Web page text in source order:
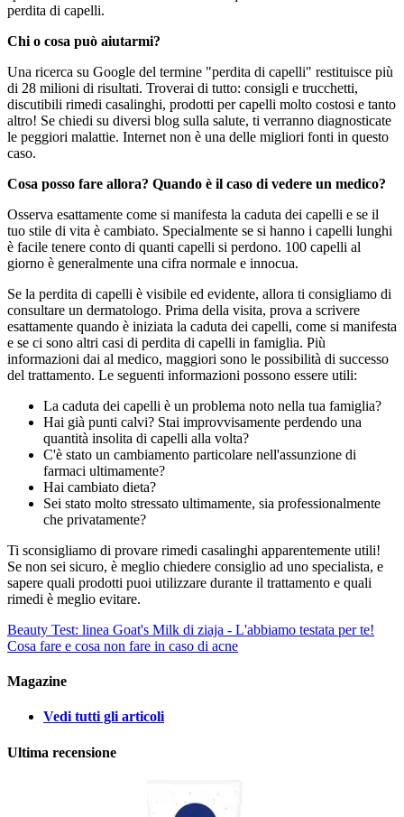
perdita di capelli.
Chi o cosa può aiutarmi?
Una ricerca su Google del termine "perdita di capelli" restituisce più
di 28 milioni di risultati. Troverai di tutto: consigli e trucchetti,
discutibili rimedi casalinghi, prodotti per capelli molto costosi e tanto
altro! Se chiedi su diversi blog sulla salute, ti verranno diagnosticate
le peggiori malattie. Internet non è una delle migliori fonti in questo
caso.
Cosa posso fare allora? Quando è il caso di vedere un medico?
Osserva esattamente come si manifesta la caduta dei capelli e se il
tuo stile di vita è cambiato. Specialmente se si hanno i capelli lunghi
è facile tenere conto di quanti capelli si perdono. 100 capelli al
giorno è generalmente una cifra normale e innocua.
Se la perdita di capelli è visibile ed evidente, allora ti consigliamo di
consultare un dermatologo. Prima della visita, prova a scrivere
esattamente quando è iniziata la caduta dei capelli, come si manifesta
e se ci sono altri casi di perdita di capelli in famiglia. Più
informazioni dai al medico, maggiori sono le possibilità di successo
del trattamento. Le seguenti informazioni possono essere utili:
La caduta dei capelli è un problema noto nella tua famiglia?
Hai già punti calvi? Stai improvvisamente perdendo una
quantità insolita di capelli alla volta?
C'è stato un cambiamento particolare nell'assunzione di
farmaci ultimamente?
Hai cambiato dieta?
Sei stato molto stressato ultimamente, sia professionalmente
che privatamente?
Ti sconsigliamo di provare rimedi casalinghi apparentemente utili!
Se non sei sicuro, è meglio chiedere consiglio ad uno specialista, e
sapere quali prodotti puoi utilizzare durante il trattamento e quali
rimedi è meglio evitare.
Beauty Test: linea Goat's Milk di ziaja - L'abbiamo testata per te!
Cosa fare e cosa non fare in caso di acne
Magazine
Vedi tutti gli articoli
Ultima recensione